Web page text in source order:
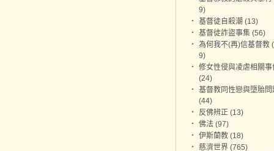
9)
‧
基督徒自殺潮 (13)
‧
基督徒詐盜事集 (56)
‧
為何我不(再)信基督教
9)
‧
修女性侵與凌虐相關事
(24)
‧
基督教同性戀與墮胎問
(44)
‧
反佛辨正 (13)
‧
佛法 (97)
‧
伊斯蘭教 (18)
‧
慈濟世界 (765)